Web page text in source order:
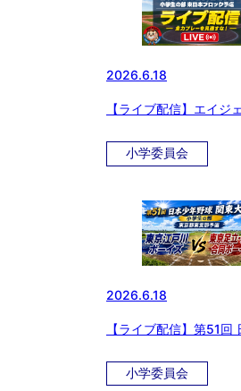
2026.6.18
【ライブ配信】エイジ
東日本ブロック予選
小学委員会
2026.6.18
【ライブ配信】第51回
東支部予選
小学委員会